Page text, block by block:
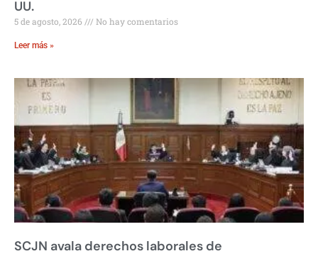
UU.
5 de agosto, 2026 No hay comentarios
Leer más »
SCJN avala derechos laborales de